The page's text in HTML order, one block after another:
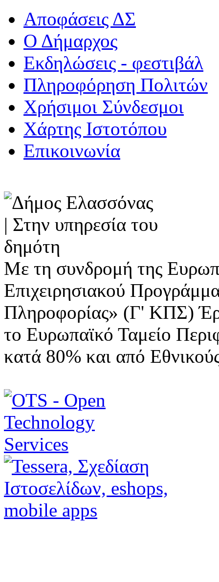
Αποφάσεις ΔΣ
Ο Δήμαρχος
Εκδηλώσεις - φεστιβάλ
Πληροφόρηση Πολιτών
Χρήσιμοι Σύνδεσμοι
Χάρτης Ιστοτόπου
Επικοινωνία
Με τη συνδρομή της
Επιχειρησιακού
Πληροφορίας» (Γ' ΚΠΣ)
το Ευρωπαϊκό Ταμείο
κατά 80% και από